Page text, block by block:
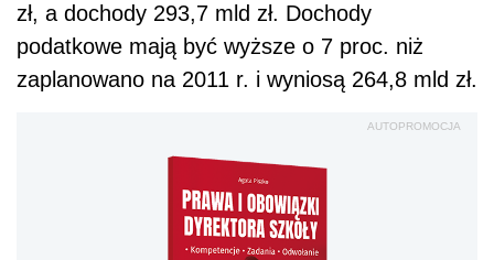
zł, a dochody 293,7 mld zł. Dochody
podatkowe mają być wyższe o 7 proc. niż
zaplanowano na 2011 r. i wyniosą 264,8 mld zł.
AUTOPROMOCJA